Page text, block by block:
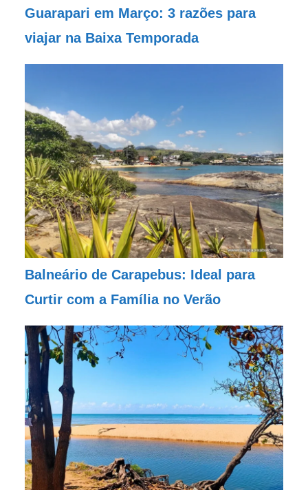
Guarapari em Março: 3 razões para
viajar na Baixa Temporada
Balneário de Carapebus: Ideal para
Curtir com a Família no Verão